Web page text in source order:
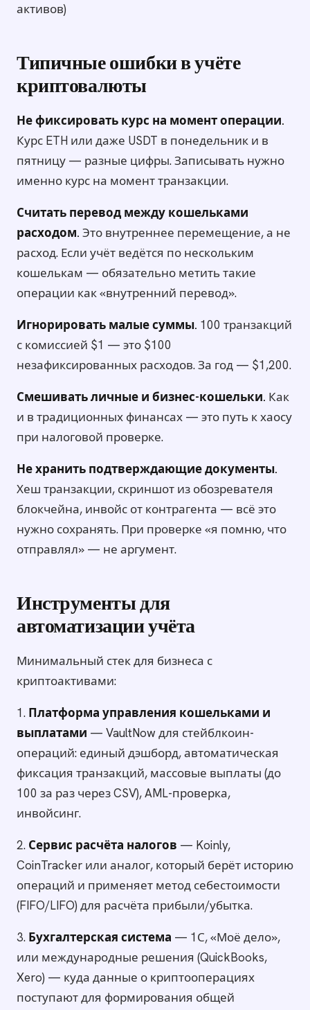
активов)
Типичные ошибки в учёте
криптовалюты
Не фиксировать курс на момент операции.
Курс ETH или даже USDT в понедельник и в
пятницу — разные цифры. Записывать нужно
именно курс на момент транзакции.
Считать перевод между кошельками
расходом. Это внутреннее перемещение, а не
расход. Если учёт ведётся по нескольким
кошелькам — обязательно метить такие
операции как «внутренний перевод».
Игнорировать малые суммы. 100 транзакций
с комиссией $1 — это $100
незафиксированных расходов. За год — $1,200.
Смешивать личные и бизнес-кошельки. Как
и в традиционных финансах — это путь к хаосу
при налоговой проверке.
Не хранить подтверждающие документы.
Хеш транзакции, скриншот из обозревателя
блокчейна, инвойс от контрагента — всё это
нужно сохранять. При проверке «я помню, что
отправлял» — не аргумент.
Инструменты для
автоматизации учёта
Минимальный стек для бизнеса с
криптоактивами:
1. Платформа управления кошельками и
выплатами — VaultNow для стейблкоин-
операций: единый дэшборд, автоматическая
фиксация транзакций, массовые выплаты (до
100 за раз через CSV), AML-проверка,
инвойсинг.
2. Сервис расчёта налогов — Koinly,
CoinTracker или аналог, который берёт историю
операций и применяет метод себестоимости
(FIFO/LIFO) для расчёта прибыли/убытка.
3. Бухгалтерская система — 1С, «Моё дело»,
или международные решения (QuickBooks,
Xero) — куда данные о криптооперациях
поступают для формирования общей